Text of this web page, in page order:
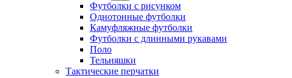
Футболки с рисунком
Однотонные футболки
Камуфляжные футболки
Футболки с длинными рукавами
Поло
Тельняшки
Тактические перчатки